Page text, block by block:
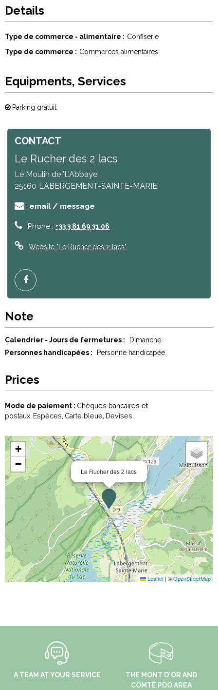
Details
Type de commerce - alimentaire
Confiserie
Type de commerce
Commerces alimentaires
Equipments, Services
Parking gratuit
CONTACT
Le Rucher des 2 lacs
Le Moulin de 'L'Abbaye'
25160 LABERGEMENT-SAINTE-MARIE
email / message
Phone : +33 3 81 69 31 06
Website "Le Rucher des 2 lacs"
Note
Calendrier - Jours de fermetures :
Dimanche
Personnes handicapées :
Personne handicapée
Prices
Mode de paiement : Chèques bancaires et
postaux Espèces Carte bleue Devises
Le Rucher des 2 lacs
+
−
Leaflet | ©OpenStreetMap
A TEAM AT YOUR SERVICE
THE MONT D'OR AND
COMTÉ PDO AREA